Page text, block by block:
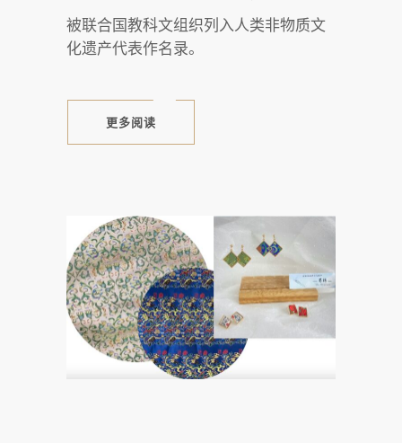
被联合国教科文组织列入人类非物质文
化遗产代表作名录。
更多阅读